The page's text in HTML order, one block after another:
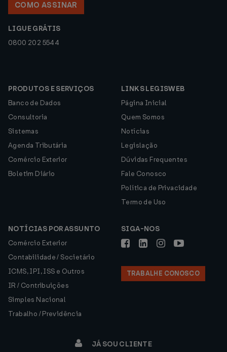
COMO ASSINAR
LIGUE GRÁTIS
0800 202 5544
PRODUTOS E SERVIÇOS
Banco de Dados
Consultoria
Sistemas
Agenda Tributária
Comércio Exterior
Boletim Diário
LINKS LEGISWEB
Página Inicial
Quem Somos
Notícias
Legislação
Dúvidas Frequentes
Fale Conosco
Política de Privacidade
Termo de Uso
NOTÍCIAS POR ASSUNTO
Comércio Exterior
Contabilidade / Societário
ICMS, IPI, ISS e Outros
IR / Contribuições
Simples Nacional
Trabalho / Previdência
SIGA-NOS
TRABALHE CONOSCO
JÁ SOU CLIENTE